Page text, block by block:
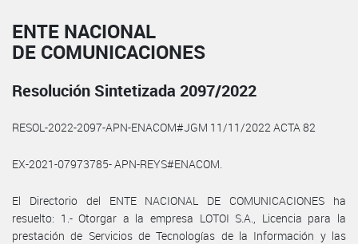
ENTE NACIONAL
DE COMUNICACIONES
Resolución Sintetizada 2097/2022
RESOL-2022-2097-APN-ENACOM#JGM 11/11/2022 ACTA 82
EX-2021-07973785- APN-REYS#ENACOM.
El Directorio del ENTE NACIONAL DE COMUNICACIONES ha
resuelto: 1.- Otorgar a la empresa LOTOI S.A., Licencia para la
prestación de Servicios de Tecnologías de la Información y las